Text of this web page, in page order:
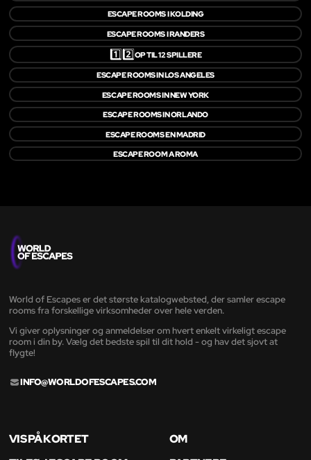
ESCAPE ROOMS I KOLDING
ESCAPE ROOMS I RANDERS
1️⃣2️⃣OP TIL 12 SPILLERE
ESCAPE ROOMS IN LOS ANGELES
ESCAPE ROOMS IN NEW YORK
ESCAPE ROOMS IN ORLANDO
ESCAPE ROOMS EN MADRID
ESCAPE ROOM A ROMA
World of Escapes er det største katalogwebsted, der samler escape
rooms fra forskellige virksomheder over hele verden.
Vi giver oplysninger og anmeldelser om hvert enkelt virkeligt escape
room i din by. Vælg det bedste spil til dit hold - og hav det sjovt at
flygte!
INFO@WORLDOFESCAPES.COM
VIS PÅ KORTET
OM